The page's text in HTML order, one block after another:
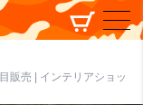
販売 | インテリアショッ